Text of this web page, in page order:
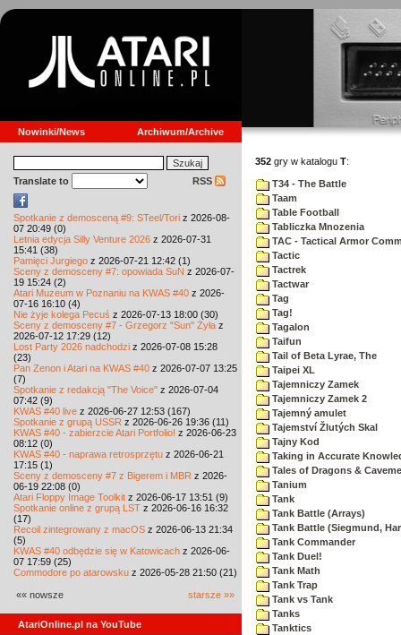
Nowinki/News Archiwum/Archive
Translate to RSS
Spotkanie z demosceną #9: STeel/Tori z 2026-08-
07 20:49 (0)
Letnia edycja Silly Venture 2026 z 2026-07-31
15:41 (38)
Pamięci Jurgiego z 2026-07-21 12:42 (1)
Sceny z demosceny #7: opowiada SuN z 2026-07-
19 15:24 (2)
Atari Muzeum w Poznaniu na KWAS #40 z 2026-
07-16 16:10 (4)
Nie żyje kolega Pecuś z 2026-07-13 18:00 (30)
Sceny z demosceny #7 - Grzegorz "Sun" Żyła z
2026-07-12 17:29 (12)
Lost Party 2026 nadchodzi z 2026-07-08 15:28
(23)
Pan Zenon i Atari na KWAS #40 z 2026-07-07 13:25
(7)
Spotkanie z redakcją "The Voice" z 2026-07-04
07:42 (9)
KWAS #40 live z 2026-06-27 12:53 (167)
Spotkanie z grupą USSR z 2026-06-26 19:36 (11)
KWAS #40 - zabierzcie Atari Portfolio! z 2026-06-23
08:12 (0)
KWAS #40 - naprawa retrosprzętu z 2026-06-21
17:15 (1)
Sceny z demosceny #7 z Bigerem i MBR z 2026-
06-19 22:08 (0)
Atari Floppy Image Toolkit z 2026-06-17 13:51 (9)
Spotkanie online z grupą LST z 2026-06-16 16:32
(17)
Recoil zintegrowany z macOS z 2026-06-13 21:34
(5)
KWAS #40 odbędzie się w Katowicach z 2026-06-
07 17:59 (25)
Commodore po atarowsku z 2026-05-28 21:50 (21)
«« nowsze starsze »»
AtariOnline.pl na YouTube
352 gry w katalogu T:
T34 - The Battle
Taam
Table Football
Tabliczka Mnozenia
TAC - Tactical Armor
Tactic
Tactrek
Tactwar
Tag
Tag!
Tagalon
Taifun
Tail of Beta Lyrae, The
Taipei XL
Tajemniczy Zamek
Tajemniczy Zamek 2
Tajemný amulet
Tajemství Žlutých Skal
Tajny Kod
Taking in Accurate
Tales of Dragons &
Tanium
Tank
Tank Battle (Arrays)
Tank Battle (Siegmund,
Tank Commander
Tank Duel!
Tank Math
Tank Trap
Tank vs Tank
Tanks
Tanktics